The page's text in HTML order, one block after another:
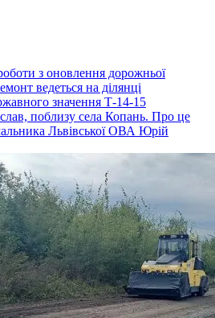
з оновлення дорожньої
ведеться на ділянці
значення Т-14-15
поблизу села Копань. Про це
Львівської ОВА Юрій